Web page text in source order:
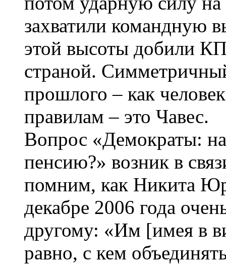
захватили командную
этой высоты добили
страной.
прошлого – как
правилам – это Чавес.
Вопрос «Демократы:
пенсию?» возник в
помним, как Никита
декабре 2006 года
другому: «Им [имея в
равно, с кем